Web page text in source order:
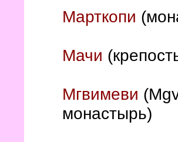
Марткопи
Мачи
Мгвимеви
монастырь)